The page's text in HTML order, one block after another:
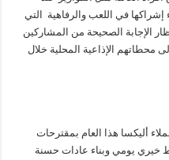
إشراكها في اللعب والرفاهية التي
الإجابة الصحيحة من المشاركين
محطاتهم الإذاعية المحلية خلال
أليكسا هذا العام بمقترحات
خيري يومي وبناء عادات حسنة